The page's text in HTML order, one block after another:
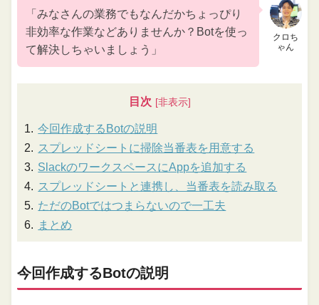
クロち
ゃん
「みなさんの業務でもなんだかちょっぴり
非効率な作業などありませんか？Botを使っ
て解決しちゃいましょう」
目次
今回作成するBotの説明
スプレッドシートに掃除当番表を用意する
SlackのワークスペースにAppを追加する
スプレッドシートと連携し、当番表を読み取る
ただのBotではつまらないので一工夫
まとめ
今回作成するBotの説明